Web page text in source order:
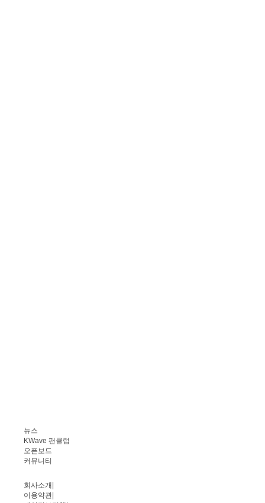
뉴스
KWave 팬클럽
오픈보드
커뮤니티
회사소개
이용약관